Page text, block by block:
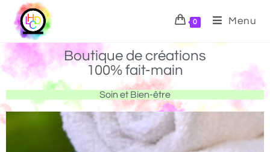
0 Menu
Boutique de créations
100% fait-main
Soin et Bien-être